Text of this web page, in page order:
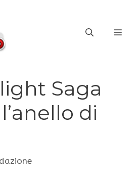
Saga
di